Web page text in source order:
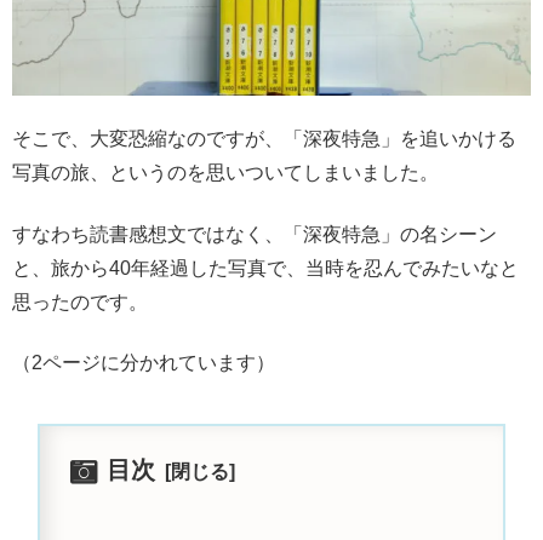
そこで、大変恐縮なのですが、「深夜特急」を追いかける
写真の旅、というのを思いついてしまいました。
すなわち読書感想文ではなく、「深夜特急」の名シーン
と、旅から40年経過した写真で、当時を忍んでみたいなと
思ったのです。
（2ページに分かれています）
目次